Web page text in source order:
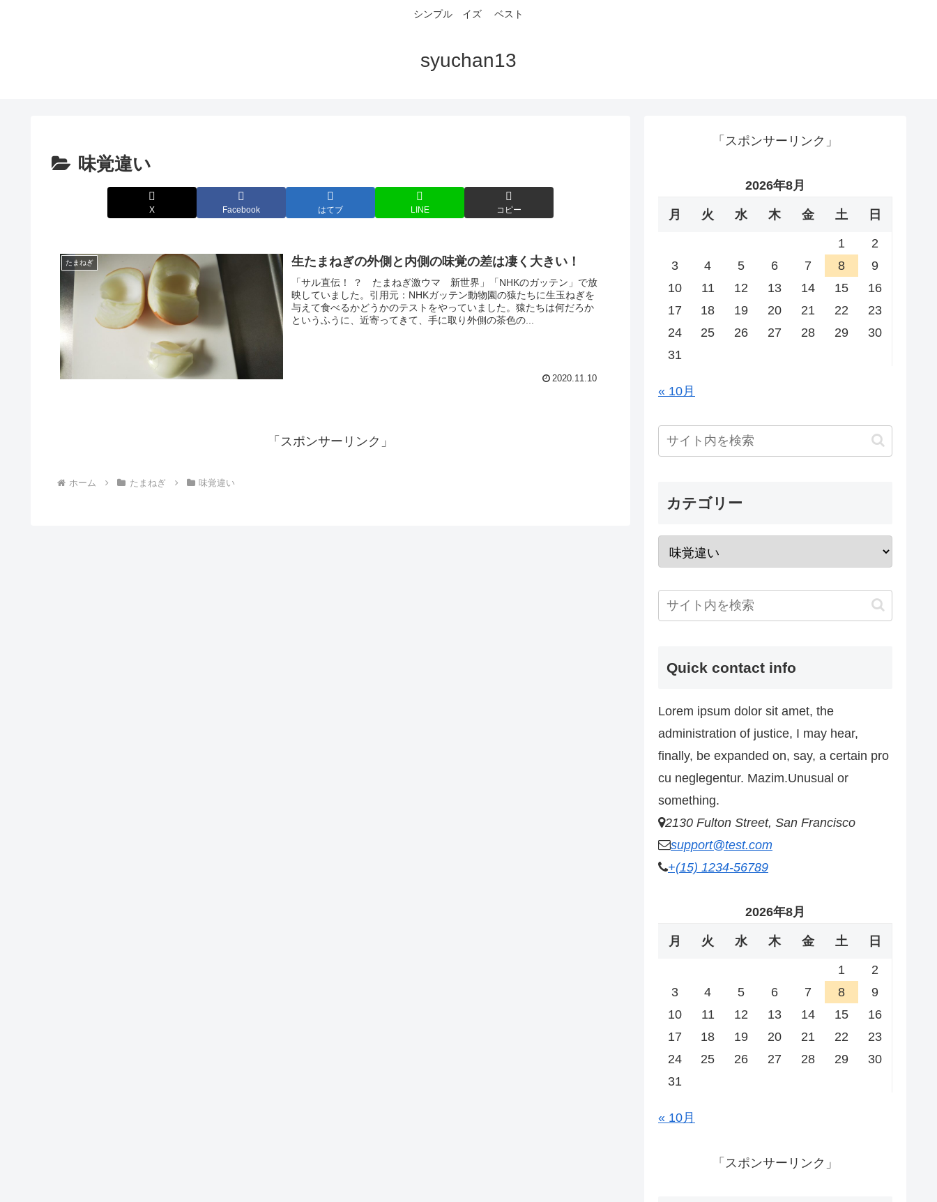
シンプル イズ ベスト
syuchan13
味覚違い
X Facebook はてブ LINE コピー
たまねぎ 生たまねぎの外側と内側の味覚の差は凄く大きい！
「サル直伝！ ？ たまねぎ激ウマ 新世界」「NHKのガッテン」で放
映していました。引用元：NHKガッテン動物園の猿たちに生玉ねぎを
与えて食べるかどうかのテストをやっていました。猿たちは何だろか
というふうに、近寄ってきて、手に取り外側の茶色の...
2020.11.10
「スポンサーリンク」
ホーム たまねぎ 味覚違い
「スポンサーリンク」
2026年8月
月 火 水 木 金 土 日
1
2
3
4 5 6 7 8
9
10
11 12 13 14 15
16
17
18 19 20 21 22
23
24
25 26 27 28 29
30
31
« 10月
カテゴリー
Quick contact info
Lorem ipsum dolor sit amet, the
administration of justice, I may hear,
finally, be expanded on, say, a certain pro
cu neglegentur. Mazim.Unusual or
something.
2130 Fulton Street, San Francisco
support@test.com
+(15) 1234-56789
2026年8月
月 火 水 木 金 土 日
1
2
3
4 5 6 7 8
9
10
11 12 13 14 15
16
17
18 19 20 21 22
23
24
25 26 27 28 29
30
31
« 10月
「スポンサーリンク」